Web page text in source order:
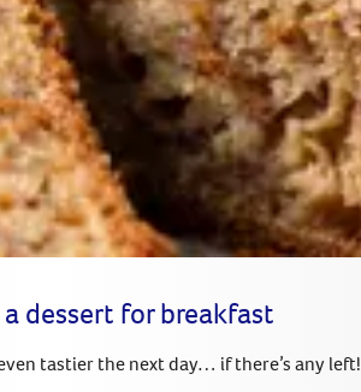
dessert for breakfast
tastier the next day… if there’s any left!